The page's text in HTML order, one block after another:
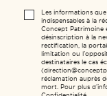
Les informations
indispensables à la
Concept Patrimoine
désinscription à la
rectification, la
limitation ou
destinataires le cas
réclamation auprès
mort. Pour plus